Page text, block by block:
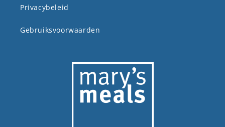
Privacybeleid
Gebruiksvoorwaarden